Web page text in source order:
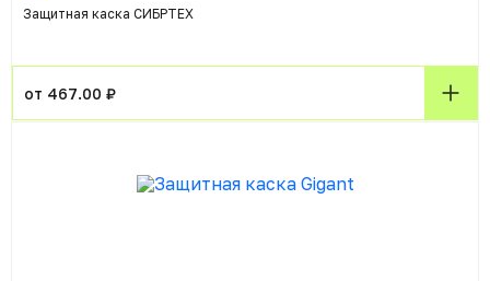
Защитная каска СИБРТЕХ
от 467.00 ₽